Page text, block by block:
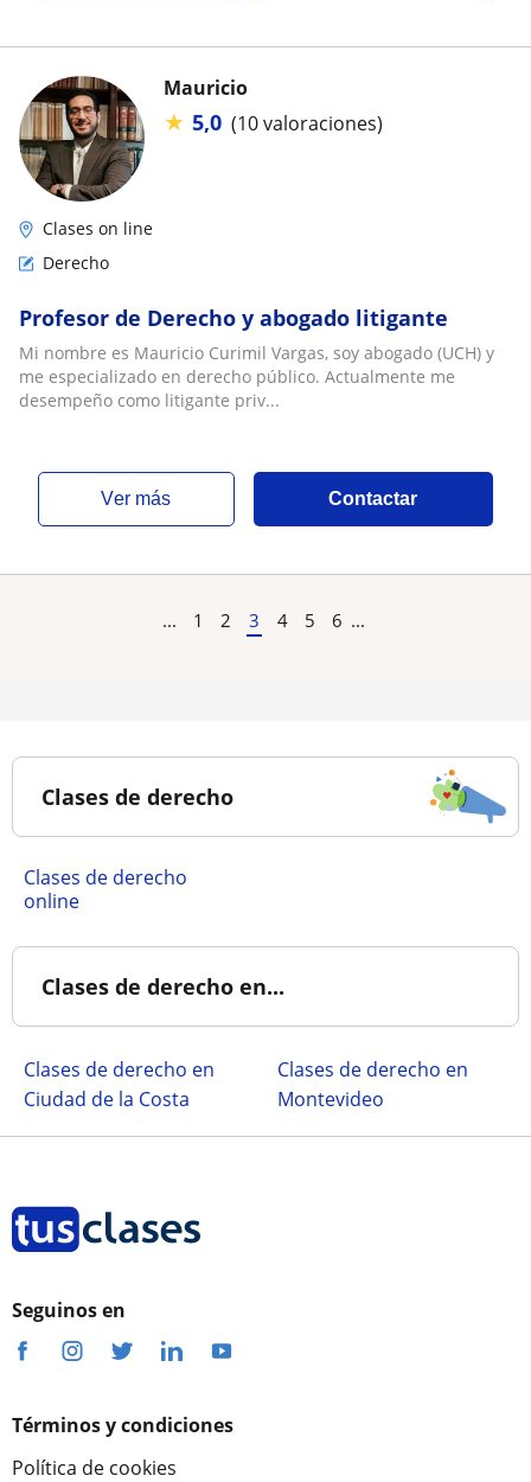
Mauricio
★ 5,0 (10 valoraciones)
Clases on line
Derecho
Profesor de Derecho y abogado litigante
Mi nombre es Mauricio Curimil Vargas, soy abogado (UCH) y
me especializado en derecho público. Actualmente me
desempeño como litigante priv...
ver más Contactar
... 1 2 3 4 5 6 ...
Clases de derecho
Clases de derecho
online
Clases de derecho en...
Clases de derecho en
Ciudad de la Costa
Clases de derecho en
Montevideo
Seguinos en
Términos y condiciones
Política de cookies